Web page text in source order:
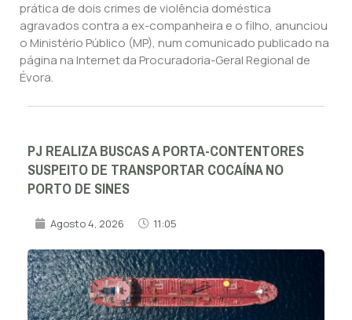
prática de dois crimes de violência doméstica
agravados contra a ex-companheira e o filho, anunciou
o Ministério Público (MP), num comunicado publicado na
página na Internet da Procuradoria-Geral Regional de
Évora.
PJ REALIZA BUSCAS A PORTA-CONTENTORES
SUSPEITO DE TRANSPORTAR COCAÍNA NO
PORTO DE SINES
Agosto 4, 2026 11:05